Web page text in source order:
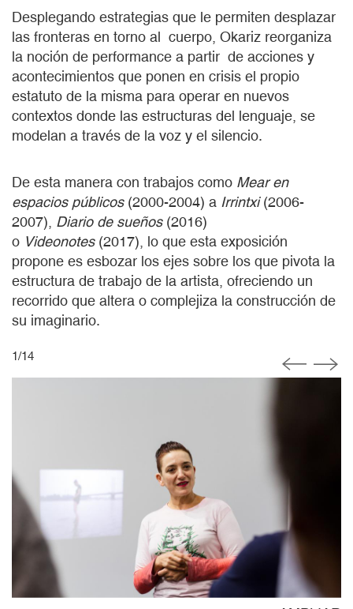
Desplegando estrategias que le permiten desplazar
las fronteras en torno al cuerpo, Okariz reorganiza
la noción de performance a partir de acciones y
acontecimientos que ponen en crisis el propio
estatuto de la misma para operar en nuevos
contextos donde las estructuras del lenguaje, se
modelan a través de la voz y el silencio.
De esta manera con trabajos como Mear en
espacios públicos(2000-2004) a Irrintxi(2006-
2007), Diario de sueños(2016)
o Videonotes (2017), lo que esta exposición
propone es esbozar los ejes sobre los que pivota la
estructura de trabajo de la artista, ofreciendo un
recorrido que altera o complejiza la construcción de
su imaginario.
1/14